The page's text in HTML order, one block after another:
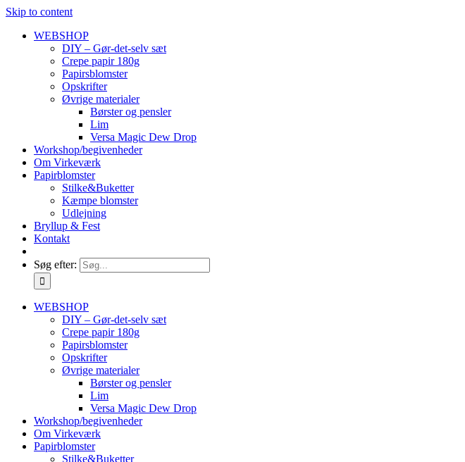
Skip to content
WEBSHOP
DIY – Gør-det-selv sæt
Crepe papir 180g
Papirsblomster
Opskrifter
Øvrige materialer
Børster og pensler
Lim
Versa Magic Dew Drop
Workshop/begivenheder
Om Virkeværk
Papirblomster
Stilke&Buketter
Kæmpe blomster
Udlejning
Bryllup & Fest
Kontakt
Søg efter:
WEBSHOP
DIY – Gør-det-selv sæt
Crepe papir 180g
Papirsblomster
Opskrifter
Øvrige materialer
Børster og pensler
Lim
Versa Magic Dew Drop
Workshop/begivenheder
Om Virkeværk
Papirblomster
Stilke&Buketter